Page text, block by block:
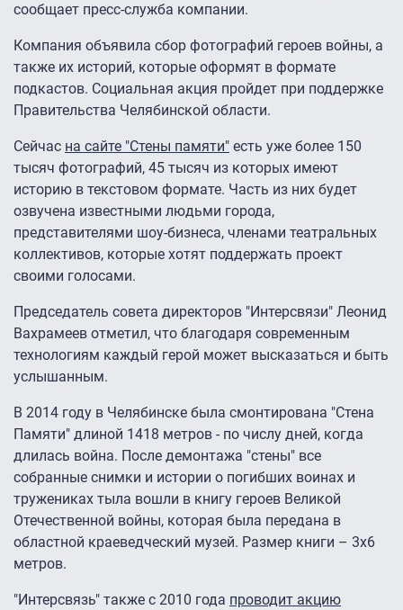
сообщает пресс-служба компании.
Компания объявила сбор фотографий героев войны, а
также их историй, которые оформят в формате
подкастов. Социальная акция пройдет при поддержке
Правительства Челябинской области.
Сейчас на сайте "Стены памяти" есть уже более 150
тысяч фотографий, 45 тысяч из которых имеют
историю в текстовом формате. Часть из них будет
озвучена известными людьми города,
представителями шоу-бизнеса, членами театральных
коллективов, которые хотят поддержать проект
своими голосами.
Председатель совета директоров "Интерсвязи" Леонид
Вахрамеев отметил, что благодаря современным
технологиям каждый герой может высказаться и быть
услышанным.
В 2014 году в Челябинске была смонтирована "Стена
Памяти" длиной 1418 метров - по числу дней, когда
длилась война. После демонтажа "стены" все
собранные снимки и истории о погибших воинах и
тружениках тыла вошли в книгу героев Великой
Отечественной войны, которая была передана в
областной краеведческий музей. Размер книги – 3х6
метров.
"Интерсвязь" также с 2010 года проводит акцию